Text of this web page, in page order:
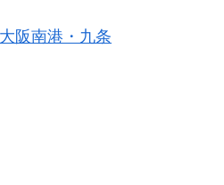
阪南港・九条